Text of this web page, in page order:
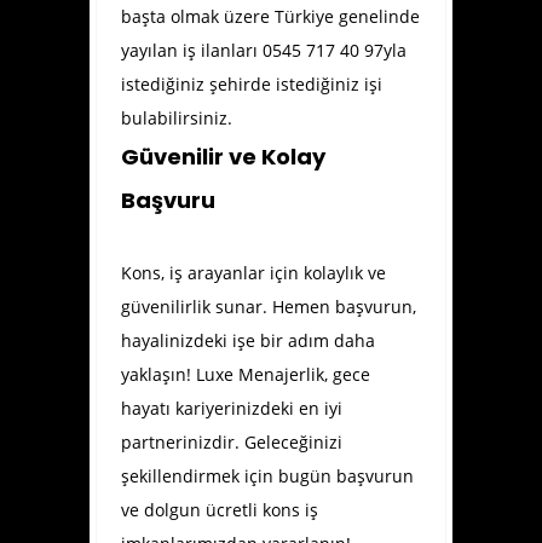
başta olmak üzere Türkiye genelinde
yayılan iş ilanları 0545 717 40 97yla
istediğiniz şehirde istediğiniz işi
bulabilirsiniz.
Güvenilir ve Kolay
Başvuru
Kons, iş arayanlar için kolaylık ve
güvenilirlik sunar. Hemen başvurun,
hayalinizdeki işe bir adım daha
yaklaşın! Luxe Menajerlik, gece
hayatı kariyerinizdeki en iyi
partnerinizdir. Geleceğinizi
şekillendirmek için bugün başvurun
ve dolgun ücretli kons iş